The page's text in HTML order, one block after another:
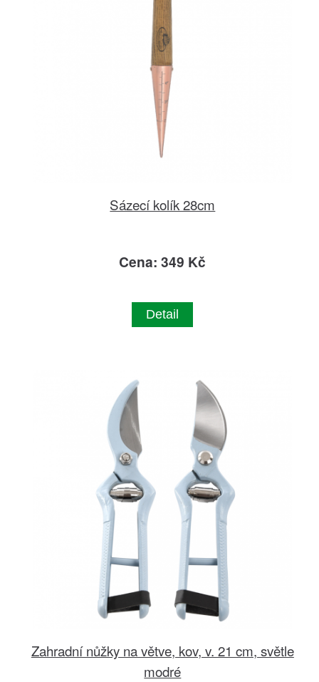
Sázecí kolík 28cm
Cena: 349 Kč
Detail
Zahradní nůžky na větve, kov, v. 21 cm, světle
modré